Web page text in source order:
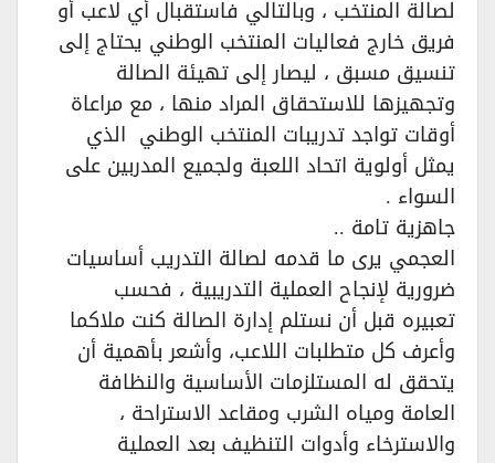
لصالة المنتخب ، وبالتالي فاستقبال أي لاعب أو
فريق خارج فعاليات المنتخب الوطني يحتاج إلى
تنسيق مسبق ، ليصار إلى تهيئة الصالة
وتجهيزها للاستحقاق المراد منها ، مع مراعاة
أوقات تواجد تدريبات المنتخب الوطني الذي
يمثل أولوية اتحاد اللعبة ولجميع المدربين على
السواء .
جاهزية تامة ..
العجمي يرى ما قدمه لصالة التدريب أساسيات
ضرورية لإنجاح العملية التدريبية ، فحسب
تعبيره قبل أن نستلم إدارة الصالة كنت ملاكما
وأعرف كل متطلبات اللاعب، وأشعر بأهمية أن
يتحقق له المستلزمات الأساسية والنظافة
العامة ومياه الشرب ومقاعد الاستراحة ،
والاسترخاء وأدوات التنظيف بعد العملية